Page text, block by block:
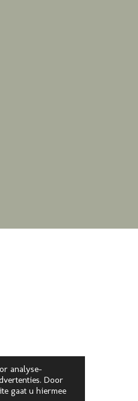
analyse-
Door
gaat u hiermee